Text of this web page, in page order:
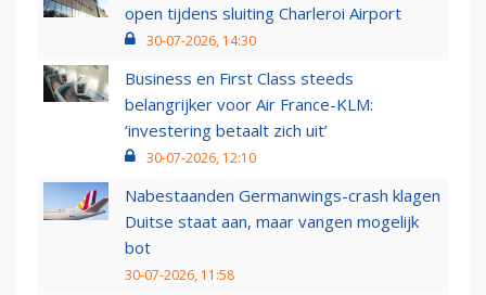
open tijdens sluiting Charleroi Airport
30-07-2026, 14:30
Business en First Class steeds
belangrijker voor Air France-KLM:
‘investering betaalt zich uit’
30-07-2026, 12:10
Nabestaanden Germanwings-crash klagen
Duitse staat aan, maar vangen mogelijk
bot
30-07-2026, 11:58